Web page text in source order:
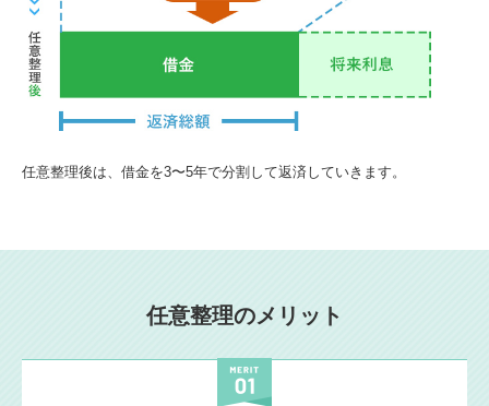
任意整理後は、借金を3〜5年で分割して返済していきます。
任意整理のメリット